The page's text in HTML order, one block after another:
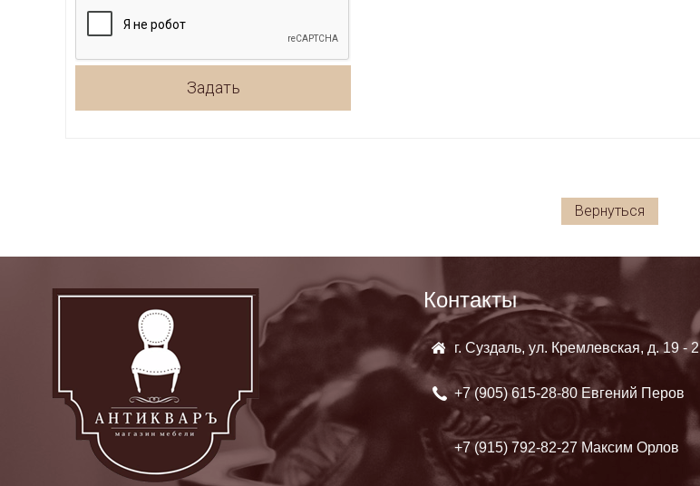
Задать
Вернуться
Контакты
г. Суздаль, ул. Кремлевская, д. 19 - 2
+7 (905)615-28-80 Евгений Перов
+7 (915) 792-82-27 Максим Орлов